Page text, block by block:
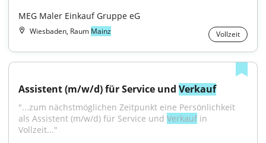
MEG Maler Einkauf Gruppe eG
Wiesbaden, Raum Mainz Vollzeit
Assistent (m/w/d) für Service und Verkauf
"...zum nächstmöglichen Zeitpunkt eine Persönlichkeit
als Assistent (m/w/d) für Service und Verkauf in
Vollzeit..."